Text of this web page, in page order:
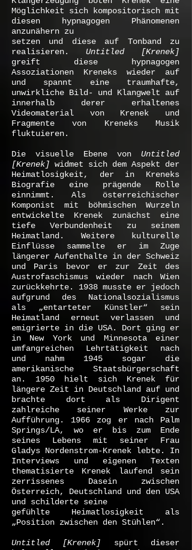
Möglichkeit sich kompositorisch mit
diesen hypnagogen Phänomenen
anzunähern zu
setzen und diese auf Tonband zu
realisieren. Untitled [Krenek]
greift diese hypnagogen
Assoziationen Kreneks wieder auf
und spannt eine traumhafte,
unwirkliche Bild- und Klangwelt auf
innerhalb derer erhaltenes
Videomaterial von Krenek und
Fragmente von Kreneks Musik
fluktuieren.
Die visuelle Ebene von Untitled
[Krenek] widmet sich dem Aspekt der
Heimatlosigkeit, der in Kreneks
Biografie eine prägende Rolle
einnimmt. Als österreichischer
Komponist mit böhmischen Wurzeln
entwickelte Krenek zunächst eine
tiefe Verbundenheit zu seinem
Heimatland. Weitere kulturelle
Einflüsse sammelte er im Zuge
längerer Aufenthalte in der Schweiz
und Paris bevor er zur Zeit des
Austrofaschismus wieder nach Wien
zurückkehrte. 1938 musste er jedoch
aufgrund des Nationalsozialismus
als „entarteter Künstler“ sein
Heimatland erneut verlassen und
emigrierte in die USA. Dort ging er
in New York und Minnesota einer
umfangreichen Lehrtätigkeit nach
und nahm 1945 sogar die
amerikanische Staatsbürgerschaft
an. 1950 hielt sich Krenek für
längere Zeit in Deutschland auf und
brachte dort als Dirigent
zahlreiche seiner Werke zur
Aufführung. 1966 zog er nach Palm
Springs/LA, wo er bis zum Ende
seines Lebens mit seiner Frau
Gladys Nordenstrom-Krenek lebte. In
Interviews und eigenen Texten
thematisierte Krenek laufend sein
zerrissenes Dasein zwischen
Österreich, Deutschland und den USA
und schilderte seine
gefühlte Heimatlosigkeit als
„Position zwischen den Stühlen“.
Untitled [Krenek] spürt dieser